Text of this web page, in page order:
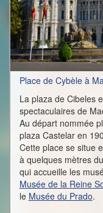
Place de Cybèle à
La plaza de Cibeles
spectaculaires de
Au départ nommée
plaza Castelar en
Cette place se situe
à quelques mètres du
qui accueille les
Musée de la Reine
le Musée du Prado.